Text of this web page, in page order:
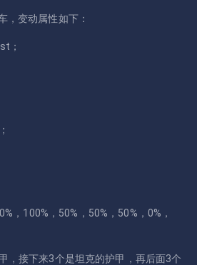
，变动属性如下：
；
，100%，50%，50%，50%，0%，
，接下来3个是坦克的护甲，再后面3个